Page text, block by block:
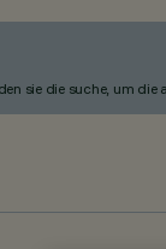
sie die suche, um die